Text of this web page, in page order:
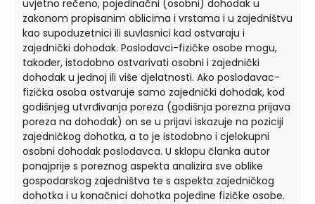
uvjetno rečeno, pojedinačni (osobni) dohodak u
zakonom propisanim oblicima i vrstama i u zajedništvu
kao supoduzetnici ili suvlasnici kad ostvaraju i
zajednički dohodak. Poslodavci-fizičke osobe mogu,
također, istodobno ostvarivati osobni i zajednički
dohodak u jednoj ili više djelatnosti. Ako poslodavac-
fizička osoba ostvaruje samo zajednički dohodak, kod
godišnjeg utvrđivanja poreza (godišnja porezna prijava
poreza na dohodak) on se u prijavi iskazuje na poziciji
zajedničkog dohotka, a to je istodobno i cjelokupni
osobni dohodak poslodavca. U sklopu članka autor
ponajprije s poreznog aspekta analizira sve oblike
gospodarskog zajedništva te s aspekta zajedničkog
dohotka i u konačnici dohotka pojedine fizičke osobe.